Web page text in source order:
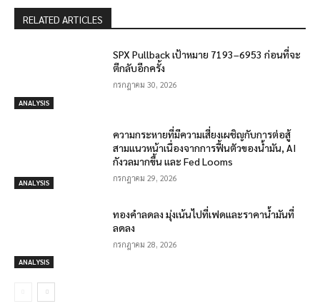
RELATED ARTICLES
ANALYSIS
SPX Pullback เป้าหมาย 7193–6953 ก่อนที่จะ
ตีกลับอีกครั้ง
กรกฎาคม 30, 2026
ANALYSIS
ความกระหายที่มีความเสี่ยงเผชิญกับการต่อสู้
สามแนวหน้าเนื่องจากการฟื้นตัวของน้ำมัน, AI
กังวลมากขึ้น และ Fed Looms
กรกฎาคม 29, 2026
ANALYSIS
ทองคำลดลง มุ่งเน้นไปที่เฟดและราคาน้ำมันที่
ลดลง
กรกฎาคม 28, 2026